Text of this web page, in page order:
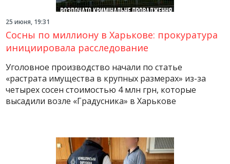
25 июня, 19:31
Сосны по миллиону в Харькове: прокуратура
инициировала расследование
Уголовное производство начали по статье
«растрата имущества в крупных размерах» из-за
четырех сосен стоимостью 4 млн грн, которые
высадили возле «Градусника» в Харькове